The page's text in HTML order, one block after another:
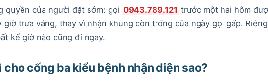
quyền của người đặt sớm: gọi 0943.789.121 trước một hai hôm
giờ trưa vắng, thay vì nhận khung còn trống của ngày gọi gấp. Riêng
kể giờ nào cũng đi ngay.
cho cống ba kiểu bệnh nhận diện sao?